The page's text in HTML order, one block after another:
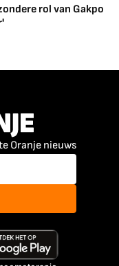
rol van Gakpo
Oranje nieuws